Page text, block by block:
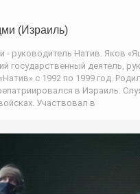
(Израиль)
- руководитель Натив. Яков
государственный деятель,
с 1992 по 1999 год.
в Израиль.
Участвовал в